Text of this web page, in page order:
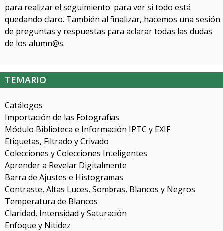
para realizar el seguimiento, para ver si todo está
quedando claro. También al finalizar, hacemos una sesión
de preguntas y respuestas para aclarar todas las dudas
de los alumn@s.
TEMARIO
Catálogos
Importación de las Fotografías
Módulo Biblioteca e Información IPTC y EXIF
Etiquetas, Filtrado y Crivado
Colecciones y Colecciones Inteligentes
Aprender a Revelar Digitalmente
Barra de Ajustes e Histogramas
Contraste, Altas Luces, Sombras, Blancos y Negros
Temperatura de Blancos
Claridad, Intensidad y Saturación
Enfoque y Nitidez